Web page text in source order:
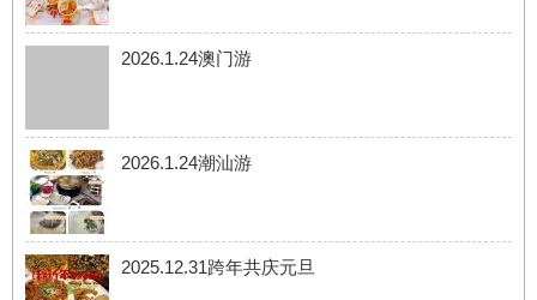
2026.1.24澳门游
2026.1.24潮汕游
2025.12.31跨年共庆元旦